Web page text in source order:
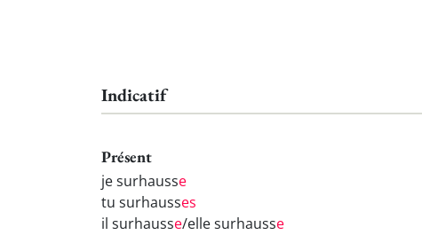
Indicatif
Présent
je surhausse
tu surhausses
il surhausse/elle surhausse